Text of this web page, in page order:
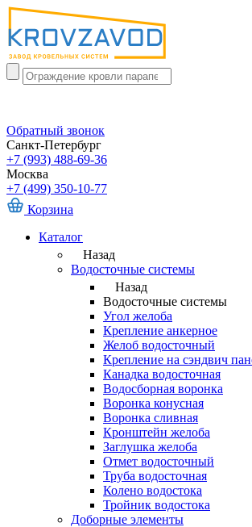
Обратный звонок
Санкт-Петербург
+7 (993) 488-69-36
Москва
+7 (499) 350-10-77
Корзина
Каталог
Назад
Водосточные системы
Назад
Водосточные системы
Угол желоба
Крепление анкерное
Желоб водосточный
Крепление на сэндвич
Канадка водосточная
Водосборная воронка
Воронка конусная
Воронка сливная
Кронштейн желоба
Заглушка желоба
Отмет водосточный
Труба водосточная
Колено водостока
Тройник водостока
Доборные элементы